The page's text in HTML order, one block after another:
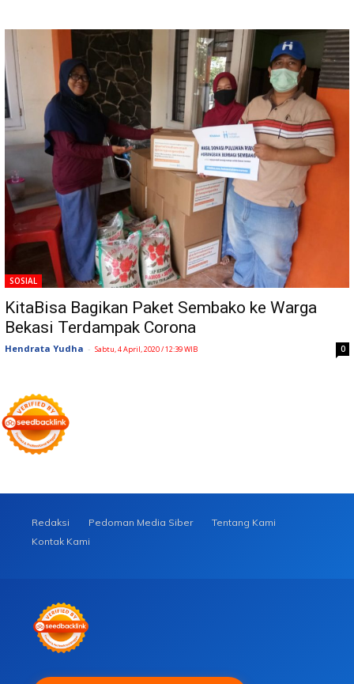
SOSIAL
KitaBisa Bagikan Paket Sembako ke Warga
Bekasi Terdampak Corona
Hendrata Yudha - Sabtu, 4 April, 2020 / 12:39 WIB 0
Redaksi Pedoman Media Siber
Tentang Kami
Kontak Kami